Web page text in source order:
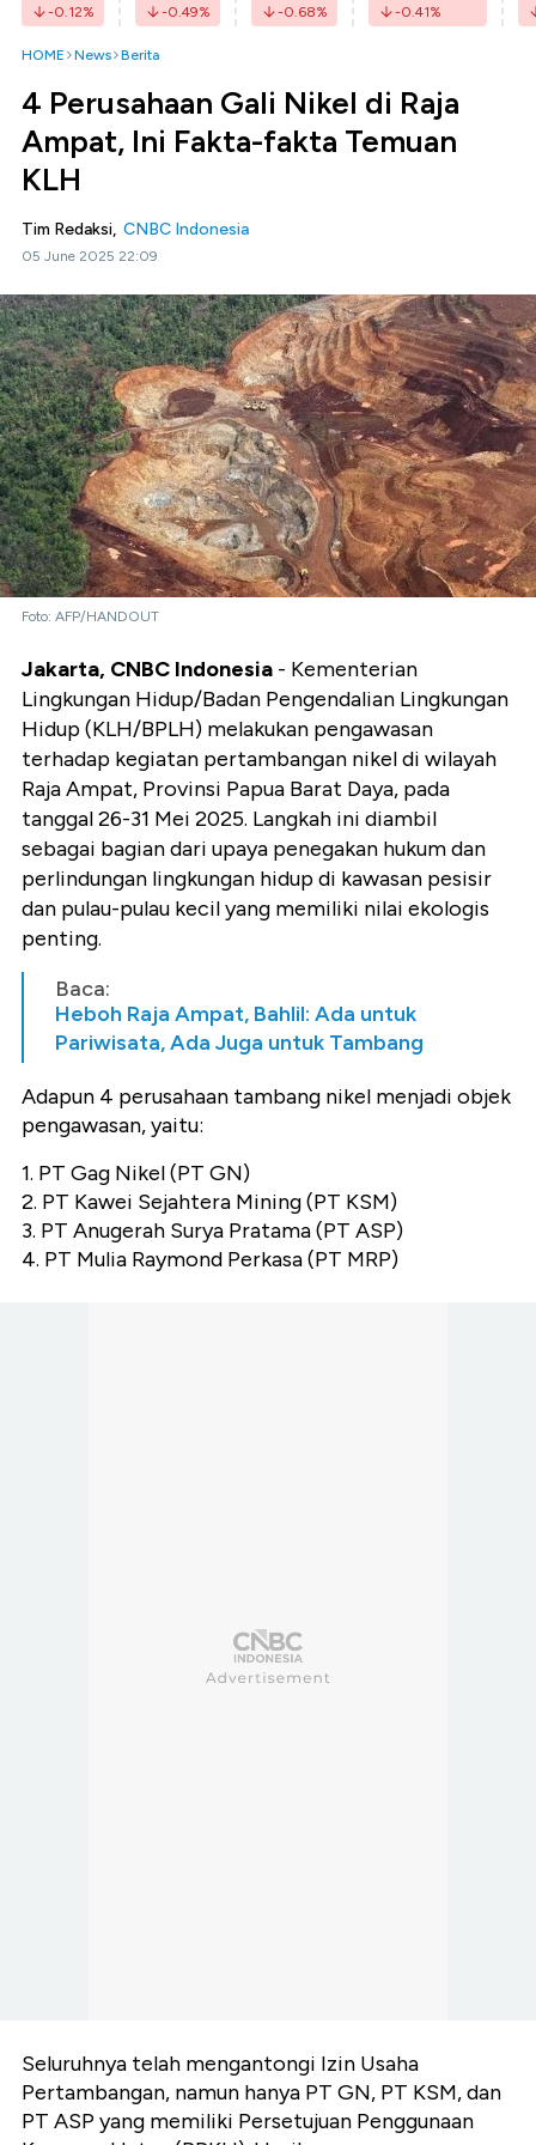
-0.12% -0.49% -0.68% -0.41%
HOME News Berita
4 Perusahaan Gali Nikel di Raja
Ampat, Ini Fakta-fakta Temuan
KLH
Tim Redaksi, CNBC Indonesia
05 June 2025 22:09
Foto: AFP/HANDOUT
Jakarta, CNBC Indonesia - Kementerian
Lingkungan Hidup/Badan Pengendalian Lingkungan
Hidup (KLH/BPLH) melakukan pengawasan
terhadap kegiatan pertambangan nikel di wilayah
Raja Ampat, Provinsi Papua Barat Daya, pada
tanggal 26-31 Mei 2025. Langkah ini diambil
sebagai bagian dari upaya penegakan hukum dan
perlindungan lingkungan hidup di kawasan pesisir
dan pulau-pulau kecil yang memiliki nilai ekologis
penting.
Baca:
Heboh Raja Ampat, Bahlil: Ada untuk
Pariwisata, Ada Juga untuk Tambang
Adapun 4 perusahaan tambang nikel menjadi objek
pengawasan, yaitu:
1. PT Gag Nikel (PT GN)
2. PT Kawei Sejahtera Mining (PT KSM)
3. PT Anugerah Surya Pratama (PT ASP)
4. PT Mulia Raymond Perkasa (PT MRP)
Seluruhnya telah mengantongi Izin Usaha
Pertambangan, namun hanya PT GN, PT KSM, dan
PT ASP yang memiliki Persetujuan Penggunaan